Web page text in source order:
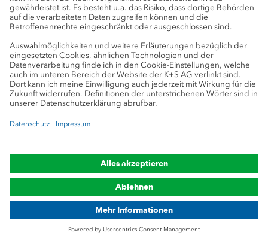
K+S-Newsletter
K+S Fanshop
Bergbaulexikon
myK+S Kundenportal
Datenschutz Cookie-Einstellungen Impressum
Markenhinweis
© 2019-2026 K+S Aktiengesellschaft